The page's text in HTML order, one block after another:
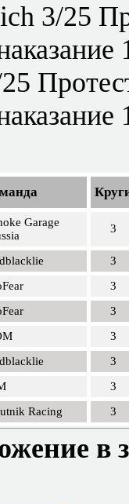
3/25
Garage
3
3
3
3
3
3
3
Racing 3
в